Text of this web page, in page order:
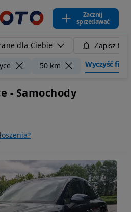
Zacznij
sprzedawać
dla Ciebie Zapisz
50 km Wyczyść filtry
- Samochody